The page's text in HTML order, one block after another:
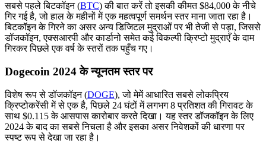
सबसे पहले बिटकॉइन (BTC) की बात करें तो इसकी कीमत $84,000 के नीचे
गिर गई है, जो हाल के महीनों में एक महत्वपूर्ण समर्थन स्तर माना जाता रहा है।
बिटकॉइन के गिरने का असर अन्य डिजिटल मुद्राओं पर भी तेजी से पड़ा, जिससे
डॉजकॉइन, एक्सआरपी और कार्डानो समेत कई विकल्पी क्रिप्टो मुद्राएँ के दाम
गिरकर पिछले एक वर्ष के स्तरों तक पहुँच गए।
Dogecoin 2024 के न्यूनतम स्तर पर
विशेष रूप से डॉजकॉइन (DOGE), जो मेमें आधारित सबसे लोकप्रिय
क्रिप्टोकरेंसी में से एक है, पिछले 24 घंटों में लगभग 8 प्रतिशत की गिरावट के
साथ $0.115 के आसपास कारोबार करते दिखा। यह स्तर डॉजकॉइन के लिए
2024 के बाद का सबसे निचला है और इसका असर निवेशकों की धारणा पर
स्पष्ट रूप से देखा जा रहा है।